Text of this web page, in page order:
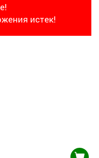
истек!